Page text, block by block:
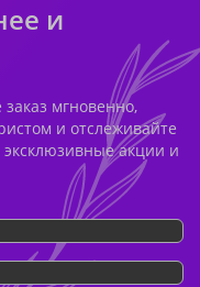
и
мгновенно,
и отслеживайте
эксклюзивные акции и